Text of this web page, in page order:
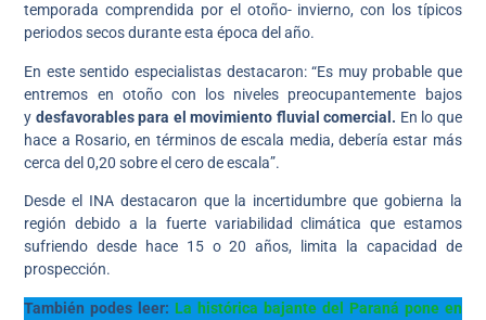
temporada comprendida por el otoño- invierno, con los típicos
periodos secos durante esta época del año.
En este sentido especialistas destacaron: “Es muy probable que
entremos en otoño con los niveles preocupantemente bajos
y desfavorables para el movimiento fluvial comercial. En lo que
hace a Rosario, en términos de escala media, debería estar más
cerca del 0,20 sobre el cero de escala”.
Desde el INA destacaron que la incertidumbre que gobierna la
región debido a la fuerte variabilidad climática que estamos
sufriendo desde hace 15 o 20 años, limita la capacidad de
prospección.
También podes leer: La histórica bajante del Paraná pone en